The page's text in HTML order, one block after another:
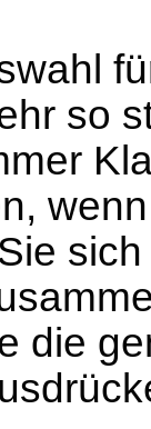
so
die